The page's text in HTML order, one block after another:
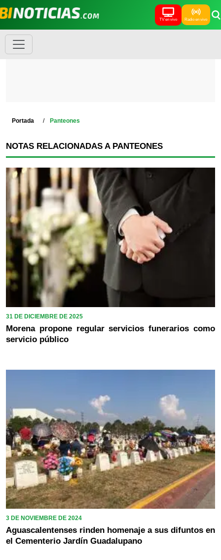
TV en vivo Radio en vivo
Portada Panteones
NOTAS RELACIONADAS A PANTEONES
31 DE DICIEMBRE DE 2025
Morena propone regular servicios funerarios como
servicio público
3 DE NOVIEMBRE DE 2024
Aguascalentenses rinden homenaje a sus difuntos en
el Cementerio Jardín Guadalupano